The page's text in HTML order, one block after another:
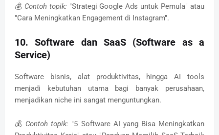
💰 Contoh topik: "Strategi Google Ads untuk Pemula" atau
"Cara Meningkatkan Engagement di Instagram".
10. Software dan SaaS (Software as a
Service)
Software bisnis, alat produktivitas, hingga AI tools
menjadi kebutuhan utama bagi banyak perusahaan,
menjadikan niche ini sangat menguntungkan.
💰 Contoh topik: "5 Software AI yang Bisa Meningkatkan